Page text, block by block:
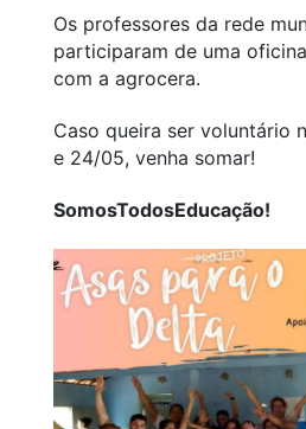
Os professores da rede
participaram de uma
com a agrocera.
Caso queira ser voluntário
e 24/05, venha somar!
SomosTodosEducação!